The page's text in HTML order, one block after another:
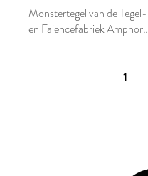
Monstertegel van de Tegel-
en Faiencefabriek Amphora
1